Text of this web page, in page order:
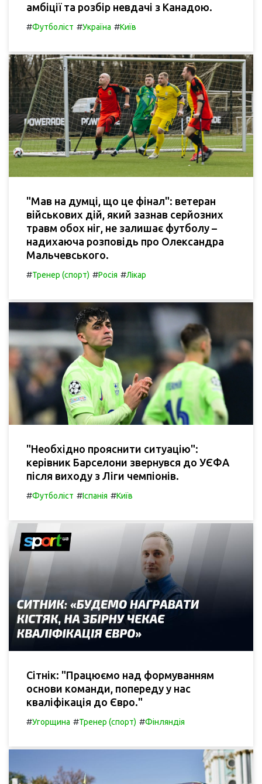
амбіції та розбір невдачі з Канадою.
#Футболіст #Україна #Київ
"Мав на думці, що це фінал": ветеран
військових дій, який зазнав серйозних
травм обох ніг, не залишає футболу –
надихаюча розповідь про Олександра
Мальчевського.
#Тренер (спорт) #Росія #Лікар
"Необхідно прояснити ситуацію":
керівник Барселони звернувся до УЄФА
після виходу з Ліги чемпіонів.
#Футболіст #Іспанія #Київ
Сітнік: "Працюємо над формуванням
основи команди, попереду у нас
кваліфікація до Євро."
#Угорщина #Тренер (спорт) #Фінляндія